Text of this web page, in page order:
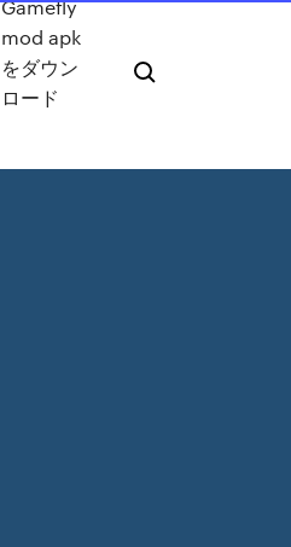
Gamefly
mod apk
をダウン
ロード